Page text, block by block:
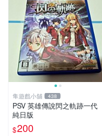
隼遊戲小舖 438
PSV 英雄傳說閃之軌跡一代
純日版
$200